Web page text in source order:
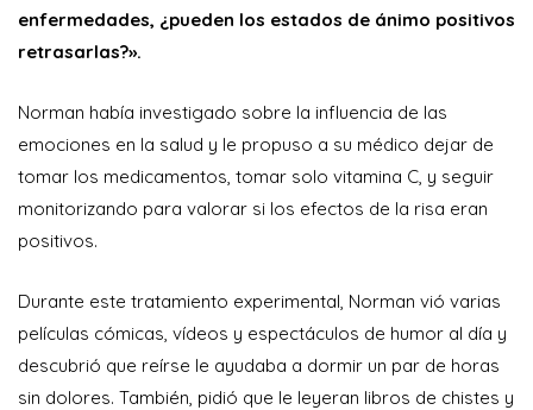
enfermedades, ¿pueden los estados de ánimo positivos
retrasarlas?».
Norman había investigado sobre la influencia de las
emociones en la salud y le propuso a su médico dejar de
tomar los medicamentos, tomar solo vitamina C, y seguir
monitorizando para valorar si los efectos de la risa eran
positivos.
Durante este tratamiento experimental, Norman vió varias
películas cómicas, vídeos y espectáculos de humor al día y
descubrió que reírse le ayudaba a dormir un par de horas
sin dolores. También, pidió que le leyeran libros de chistes y